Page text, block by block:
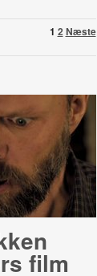
1 2 Næste
film